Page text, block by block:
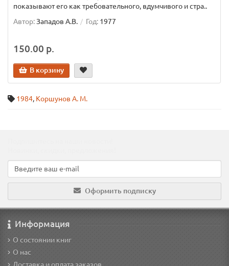
показывают его как требовательного, вдумчивого и стра..
Автор:Западов А.В. Год: 1977
150.00 р.
В корзину
1984, Коршунов А. М.
Оформить подписку
Информация
О состоянии книг
О нас